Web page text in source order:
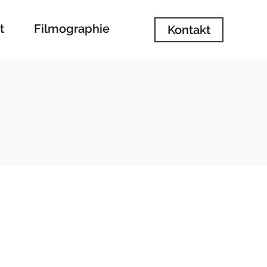
Filmographie Kontakt